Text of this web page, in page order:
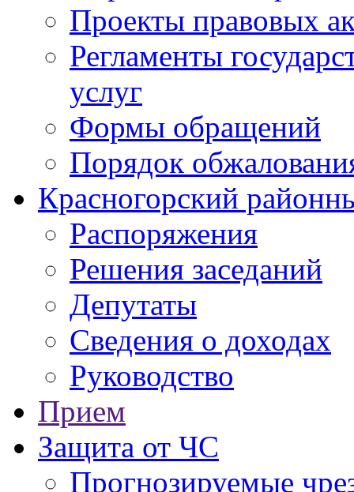
Проекты правовых
Регламенты
услуг
Формы обращений
Порядок
Красногорский
Распоряжения
Решения заседаний
Депутаты
Сведения о доходах
Руководство
Прием
Защита от ЧС
Прогнозируемые